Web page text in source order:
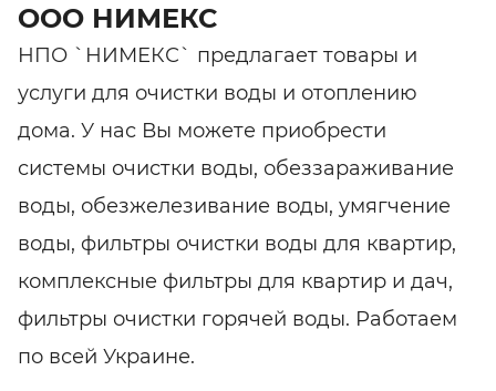
ООО НИМЕКС
НПО `НИМЕКС` предлагает товары и
услуги для очистки воды и отоплению
дома. У нас Вы можете приобрести
системы очистки воды, обеззараживание
воды, обезжелезивание воды, умягчение
воды, фильтры очистки воды для квартир,
комплексные фильтры для квартир и дач,
фильтры очистки горячей воды. Работаем
по всей Украине.